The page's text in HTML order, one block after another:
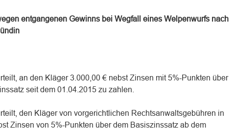
entgangenen Gewinns bei Wegfall eines Welpenwurfs nach
an den Kläger 3.000,00 € nebst Zinsen mit 5%-Punkten über
seit dem 01.04.2015 zu zahlen.
den Kläger von vorgerichtlichen Rechtsanwaltsgebühren in
Zinsen von 5%-Punkten über dem Basiszinssatz ab dem